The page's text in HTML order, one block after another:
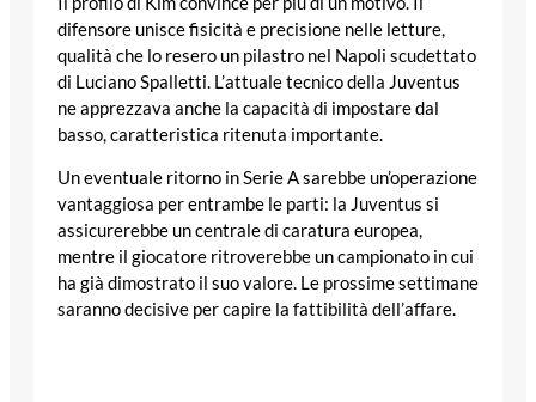
difensore unisce fisicità e precisione nelle letture,
qualità che lo resero un pilastro nel Napoli scudettato
di Luciano Spalletti. L’attuale tecnico della Juventus
ne apprezzava anche la capacità di impostare dal
basso, caratteristica ritenuta importante.
Un eventuale ritorno in Serie A sarebbe un’operazione
vantaggiosa per entrambe le parti: la Juventus si
assicurerebbe un centrale di caratura europea,
mentre il giocatore ritroverebbe un campionato in cui
ha già dimostrato il suo valore. Le prossime settimane
saranno decisive per capire la fattibilità dell’affare.